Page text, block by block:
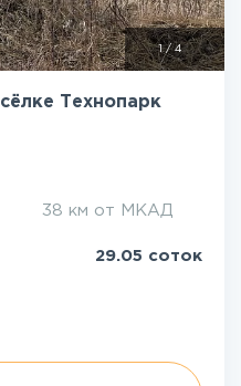
1 /4
Технопарк
38 км от МКАД
29.05 соток